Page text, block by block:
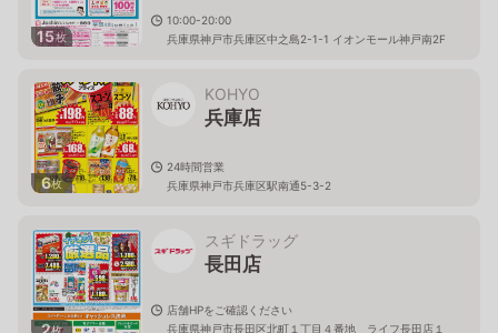
15枚
10:00-20:00
兵庫県神戸市兵庫区中之島2-1-1 イオンモール神戸南2F
6枚
KOHYO
兵庫店
24時間営業
兵庫県神戸市兵庫区駅南通5-3-2
2枚
スギドラッグ
長田店
店舗HPをご確認ください
兵庫県神戸市長田区北町１丁目４番地 ライフ長田店１